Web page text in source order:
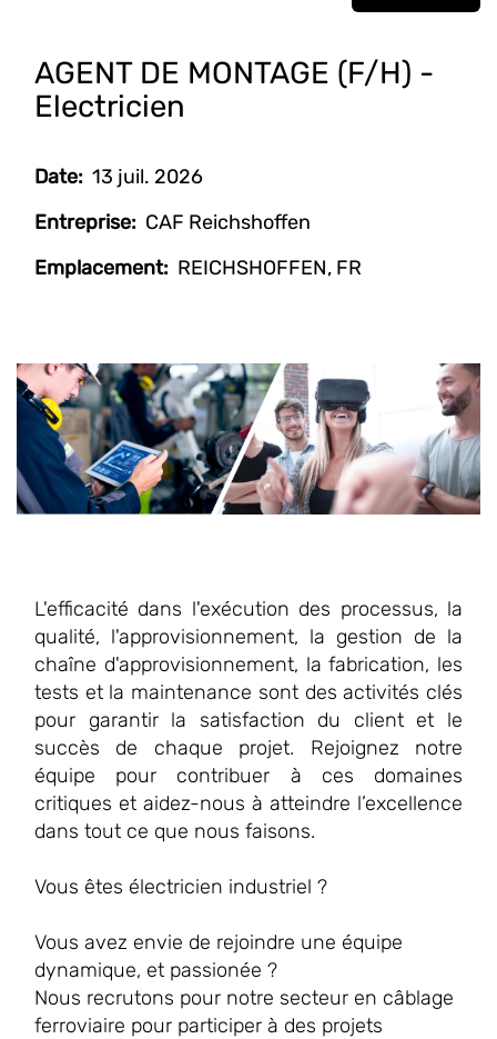
AGENT DE MONTAGE (F/H) -
Electricien
Date: 13 juil. 2026
Entreprise: CAF Reichshoffen
Emplacement: REICHSHOFFEN, FR
L'efficacité dans l'exécution des processus, la
qualité, l'approvisionnement, la gestion de la
chaîne d'approvisionnement, la fabrication, les
tests et la maintenance sont des activités clés
pour garantir la satisfaction du client et le
succès de chaque projet. Rejoignez notre
équipe pour contribuer à ces domaines
critiques et aidez-nous à atteindre l’excellence
dans tout ce que nous faisons.
Vous êtes électricien industriel ?
Vous avez envie de rejoindre une équipe
dynamique, et passionée ?
Nous recrutons pour notre secteur en câblage
ferroviaire pour participer à des projets